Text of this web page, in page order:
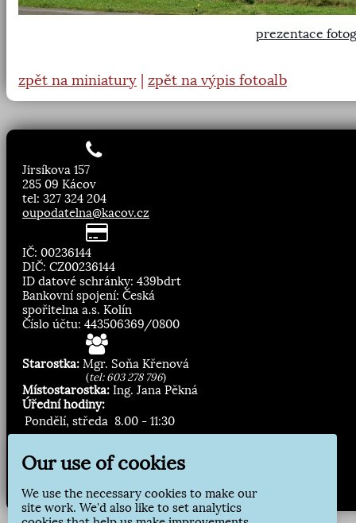
prezentace
zpět na miniatury zpět na výpis fotoalb
Jirsíkova 157
285 09 Kácov
tel: 327 324 204
oupodatelna@kacov.cz
IČ: 00236144
DIČ: CZ00236144
ID datové schránky: 439bdrt
Bankovní spojení: Česká
spořitelna a.s. Kolín
Číslo účtu: 443506369/0800
Starostka: Mgr. Soňa Křenová
(tel: 603 278 796)
Místostarostka: Ing. Jana Pěkná
Úřední hodiny:
Pondělí, středa 8.00 - 11:30
Přihlásit odběr
Our use of cookies
We use the necessary cookies to make our
site work. We'd also like to set analytics